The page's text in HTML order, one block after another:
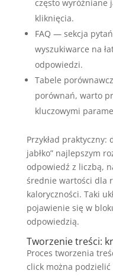
często wyróżniane
kliknięcia.
FAQ — sekcja
wyszukiwarce na
odpowiedzi.
Tabele
porównań, warto
kluczowymi
Przykład
jabłko” najlepszym
odpowiedź z liczbą,
średnie wartości dla
kaloryczności. Taki
pojawienie się w
odpowiedzią.
Tworzenie treści:
Proces tworzenia
click można podzielić